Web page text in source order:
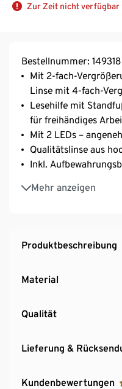
Zur Zeit nicht verfügbar
Bestellnummer: 149318
Mit 2-fach-
Linse mit 4-fach-
Lesehilfe mit
für freihändiges
Mit 2 LEDs –
Qualitätslinse aus
Inkl.
Mehr anzeigen
Auch als Handlupe
Produktbeschreibung
Material
Qualität
Lieferung &
Kundenbewertungen